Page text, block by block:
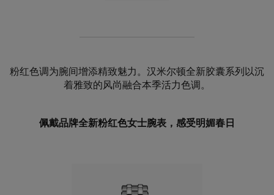
粉红色调为腕间增添精致魅力。汉米尔顿全新胶囊系列以沉
着雅致的风尚融合本季活力色调。
佩戴品牌全新粉红色女士腕表，感受明媚春日